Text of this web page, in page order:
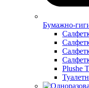
Бумажно-
Plushe